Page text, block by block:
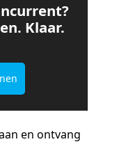
Klaar.
en ontvang